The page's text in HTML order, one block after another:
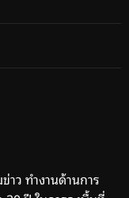
าว ทำงานด้านการ